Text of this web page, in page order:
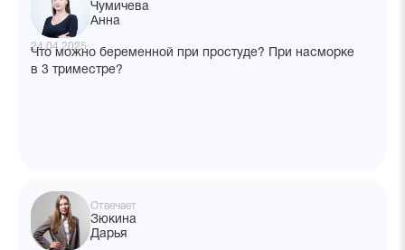
Чумичева
Анна
24.04.2025
Что можно беременной при простуде? При насморке
в 3 триместре?
Отвечает
Зюкина
Дарья